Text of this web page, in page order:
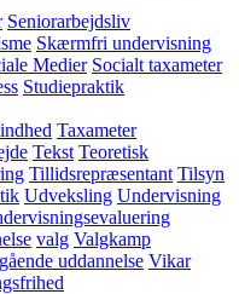
Seniorarbejdsliv
Skærmfri undervisning
Medier Socialt taxameter
Studiepraktik
Taxameter
Tekst Teoretisk
Tillidsrepræsentant Tilsyn
Udveksling Undervisning
valg Valgkamp
uddannelse Vikar